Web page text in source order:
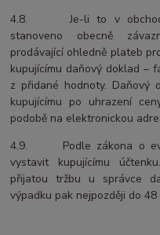
4.8. Je-li to v
stanoveno obecně
prodávající ohledně plateb
kupujícímu daňový doklad –
z přidané hodnoty. Daňový
kupujícímu po uhrazení
podobě na elektronickou
4.9. Podle zákona o
vystavit kupujícímu
přijatou tržbu u správce
výpadku pak nejpozději do 48